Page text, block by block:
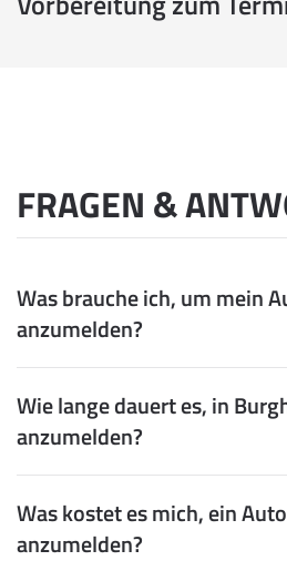
FRAGEN &
Was brauche ich, um mein
anzumelden?
Wie lange dauert es, in
anzumelden?
Was kostet es mich, ein
anzumelden?